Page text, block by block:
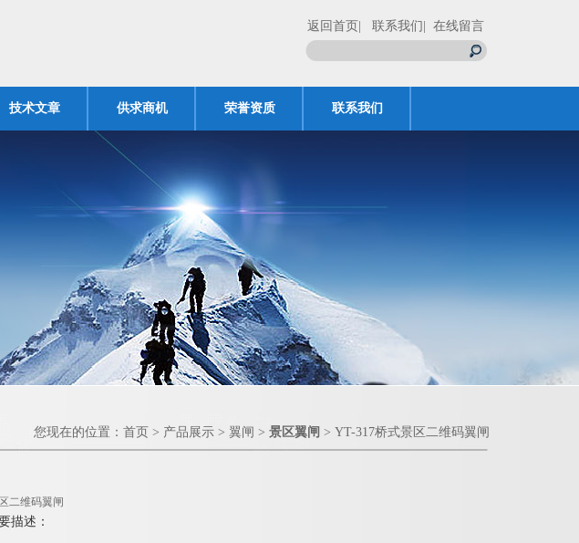
返回首页 | 联系我们 | 在线留言
技术文章 供求商机 荣誉资质 联系我们
您现在的位置： 首页 > 产品展示 > 翼闸 > 景区翼闸 > YT-317桥式景区二维码翼闸
二维码翼闸
描述：